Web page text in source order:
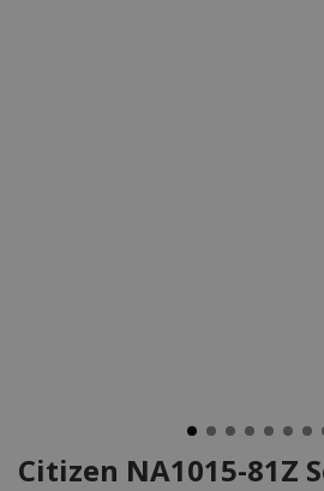
Citizen NA1015-81Z